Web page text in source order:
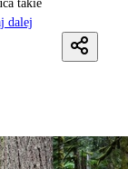
takie
dalej